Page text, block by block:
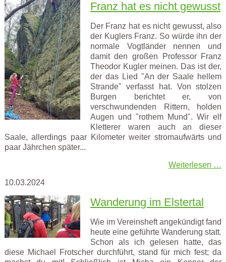
Franz hat es nicht gewusst
Der Franz hat es nicht gewusst, also
der Kuglers Franz. So würde ihn der
normale Vogtländer nennen und
damit den großen Professor Franz
Theodor Kugler meinen. Das ist der,
der das Lied "An der Saale hellem
Strande" verfasst hat. Von stolzen
Burgen berichtet er, von
verschwundenden Rittern, holden
Augen und "rothem Mund". Wir elf
Kletterer waren auch an dieser
Saale, allerdings paar Kilometer weiter stromaufwärts und
paar Jährchen später...
Weiterlesen …
10.03.2024
Wanderung im Elstertal
Wie im Vereinsheft angekündigt fand
heute eine geführte Wanderung statt.
Schon als ich gelesen hatte, das
diese Michael Frotscher durchführt, stand für mich fest; da